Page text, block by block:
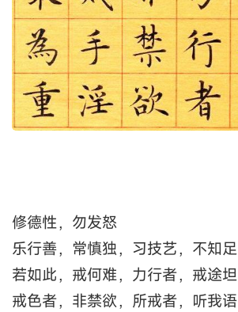
修德性，勿发怒
乐行善，常慎独，习技艺，不知足
若如此，戒何难，力行者，戒途坦
戒色者，非禁欲，所戒者，听我语